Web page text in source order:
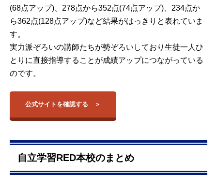
(68点アップ)、278点から352点(74点アップ)、234点か
ら362点(128点アップ)など結果がはっきりと表れていま
す。
実力派ぞろいの講師たちが勢ぞろいしており生徒一人ひ
とりに直接指導することが成績アップにつながっている
のです。
公式サイトを確認する
自立学習RED本校のまとめ